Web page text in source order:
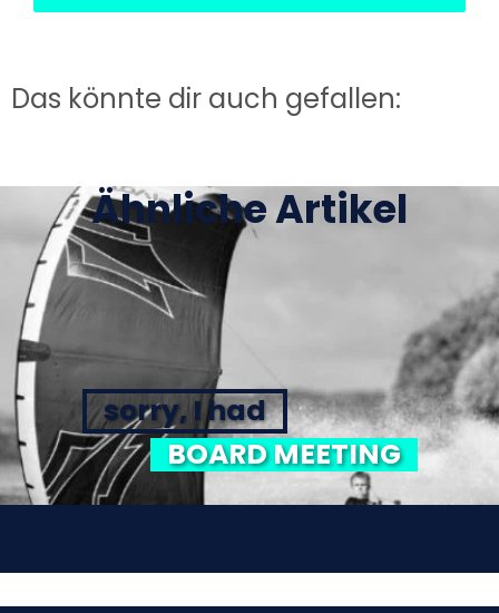
Das könnte dir auch gefallen:
Ähnliche Artikel
sorry, I had
BOARD MEETING